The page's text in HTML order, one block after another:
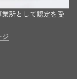
所として認定を受